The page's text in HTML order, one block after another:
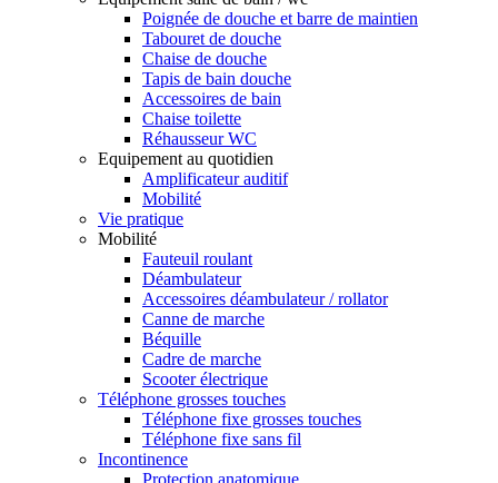
Poignée de douche et barre de maintien
Tabouret de douche
Chaise de douche
Tapis de bain douche
Accessoires de bain
Chaise toilette
Réhausseur WC
Equipement au quotidien
Amplificateur auditif
Mobilité
Vie pratique
Mobilité
Fauteuil roulant
Déambulateur
Accessoires déambulateur / rollator
Canne de marche
Béquille
Cadre de marche
Scooter électrique
Téléphone grosses touches
Téléphone fixe grosses touches
Téléphone fixe sans fil
Incontinence
Protection anatomique